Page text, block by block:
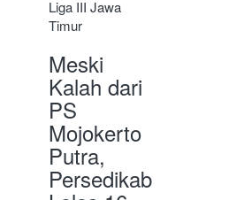
Meski
Kalah dari
PS
Mojokerto
Putra,
Persedikab